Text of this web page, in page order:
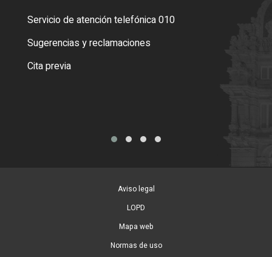
Servicio de atención telefónica 010
Sugerencias y reclamaciones
Cita previa
Aviso legal
LOPD
Mapa web
Normas de uso